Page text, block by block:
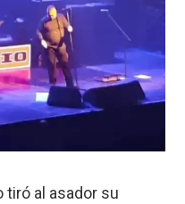
tiró al asador su